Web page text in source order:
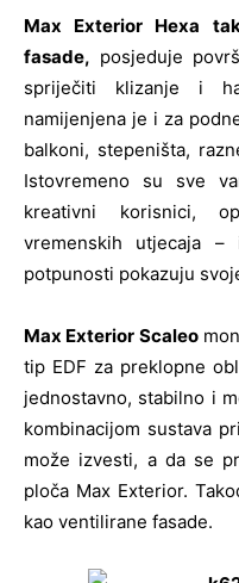
Max Exterior Hexa
fasade, posjeduje
spriječiti klizanje i
namijenjena je i za
balkoni, stepeništa,
Istovremeno su sve
kreativni korisnici,
vremenskih utjecaja
potpunosti pokazuju
Max Exterior Scaleo
tip EDF za preklopne
jednostavno, stabilno i
kombinacijom sustava
može izvesti, a da se
ploča Max Exterior.
kao ventilirane fasade.